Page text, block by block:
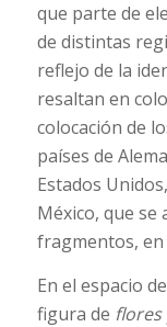
que parte de
de distintas
reflejo de la
resaltan en
colocación de
países de
Estados
México, que se
fragmentos, en
En el espacio
figura de flores